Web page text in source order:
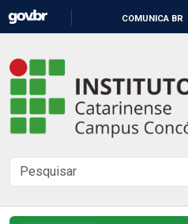
CONTEÚDO
COMUNICA BR
Instituto
Federal
Catarinense
-
Campus
Concórdia
Buscar
no
site